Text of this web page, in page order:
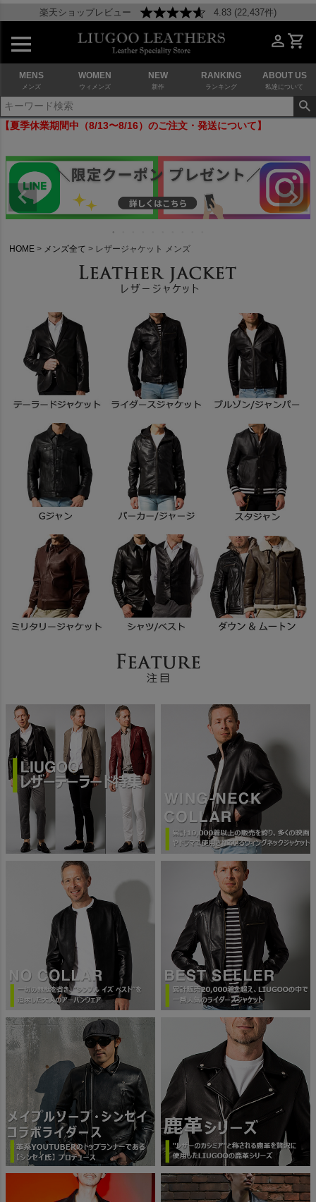
楽天ショップレビュー 4.83 (22,437件)
MENS
メンズ
WOMEN
ウィメンズ
NEW
新作
RANKING
ランキング
ABOUT US
私達について
【夏季休業期間中（8/13〜8/16）のご注文・発送について】
HOME メンズ全て レザージャケット メンズ